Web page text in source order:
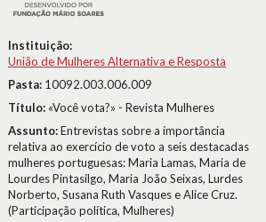
Instituição:
União de Mulheres Alternativa e Resposta
Pasta: 10092.003.006.009
Título: «Você vota?» - Revista Mulheres
Assunto:Entrevistas sobre a importância
relativa ao exercício de voto a seis destacadas
mulheres portuguesas: Maria Lamas, Maria de
Lourdes Pintasilgo, Maria João Seixas, Lurdes
Norberto, Susana Ruth Vasques e Alice Cruz.
(Participação política, Mulheres)